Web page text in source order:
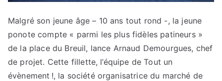
Malgré son jeune âge – 10 ans tout rond -, la jeune
ponote compte « parmi les plus fidèles patineurs »
de la place du Breuil, lance Arnaud Demourgues, chef
de projet. Cette fillette, l’équipe de Tout un
évènement !, la société organisatrice du marché de